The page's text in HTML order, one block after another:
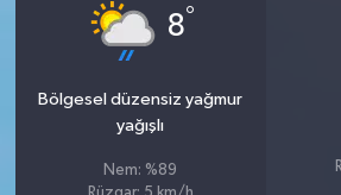
8°
Bölgesel düzensiz yağmur
yağışlı
Nem: %89